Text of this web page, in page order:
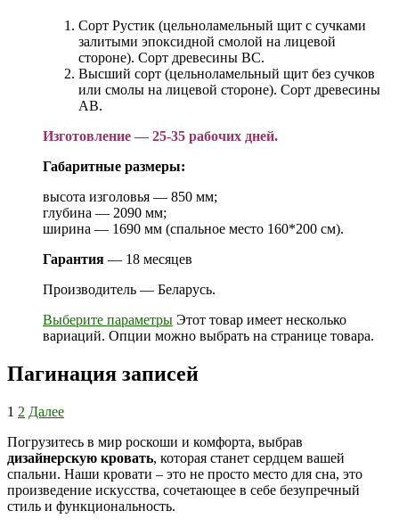
Сорт Рустик (цельноламельный щит с сучками
залитыми эпоксидной смолой на лицевой
стороне). Сорт древесины ВС.
Высший сорт (цельноламельный щит без сучков
или смолы на лицевой стороне). Сорт древесины
АВ.
Изготовление — 25-35 рабочих дней.
Габаритные размеры:
высота изголовья — 850 мм;
глубина — 2090 мм;
ширина — 1690 мм (спальное место 160*200 см).
Гарантия — 18 месяцев
Производитель — Беларусь.
Выберите параметры Этот товар имеет несколько
вариаций. Опции можно выбрать на странице товара.
Пагинация записей
1 2 Далее
Погрузитесь в мир роскоши и комфорта, выбрав
дизайнерскую кровать, которая станет сердцем вашей
спальни. Наши кровати – это не просто место для сна, это
произведение искусства, сочетающее в себе безупречный
стиль и функциональность.